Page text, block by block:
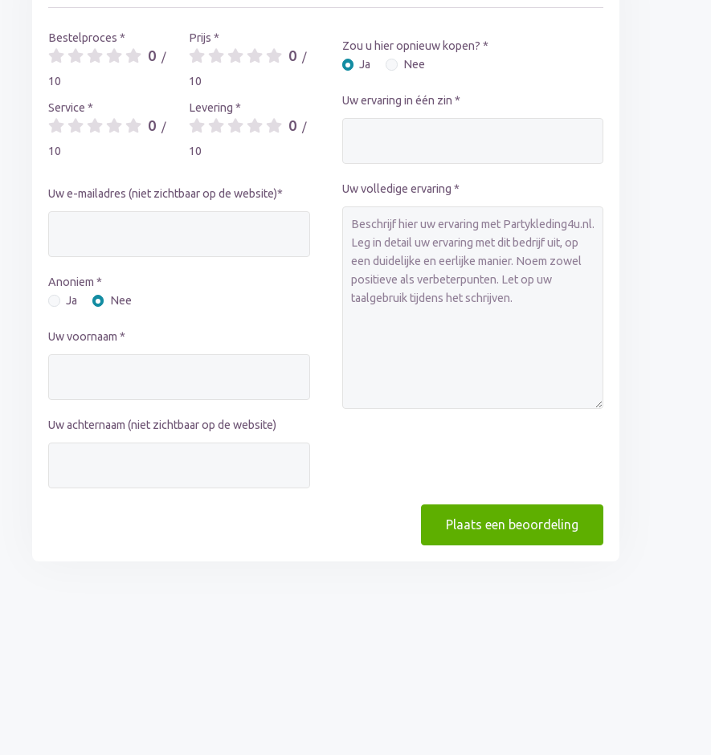
Bestelproces *
0 /
10
Service *
0 /
10
Prijs *
0 /
10
Levering *
0 /
10
Uw e-mailadres (niet zichtbaar op de website)*
Anoniem *
Ja
Nee
Uw voornaam *
Uw achternaam (niet zichtbaar op de website)
Zou u hier opnieuw kopen? *
Ja
Nee
Uw ervaring in één zin *
Uw volledige ervaring *
Plaats een beoordeling